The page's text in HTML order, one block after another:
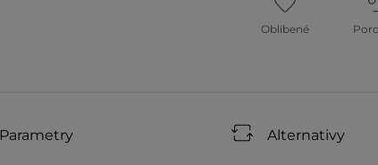
Oblíbené
Parametry Alternativy